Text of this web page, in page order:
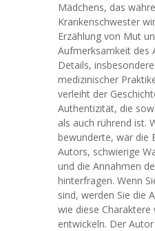
Mädchens, das
Krankenschwester
Erzählung von Mut
Aufmerksamkeit des
Details,
medizinischer
verleiht der
Authentizität, die
als auch rührend ist.
bewunderte, war die
Autors, schwierige
und die Annahmen
hinterfragen. Wenn
sind, werden Sie die
wie diese Charaktere
entwickeln. Der